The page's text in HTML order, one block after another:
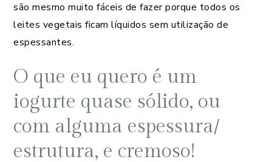
são mesmo muito fáceis de fazer porque todos os
leites vegetais ficam líquidos sem utilização de
espessantes.
O que eu quero é um
iogurte quase sólido, ou
com alguma espessura/
estrutura, e cremoso!